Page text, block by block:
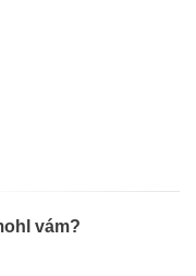
vám?